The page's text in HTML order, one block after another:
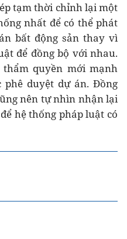
tạm thời chỉnh lại một
nhất để có thể phát
bất động sản thay vì
để đồng bộ với nhau.
quyền mới mạnh
duyệt dự án. Đồng
nên tự nhìn nhận lại
hệ thống pháp luật có